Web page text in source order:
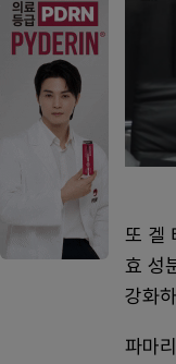
또 겔
효 성
강화
파마